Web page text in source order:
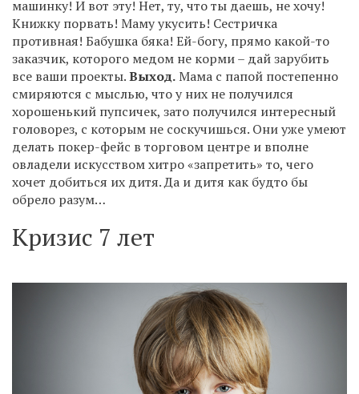
машинку! И вот эту! Нет, ту, что ты даешь, не хочу!
Книжку порвать! Маму укусить! Сестричка
противная! Бабушка бяка! Ей-богу, прямо какой-то
заказчик, которого медом не корми – дай зарубить
все ваши проекты.Выход. Мама с папой постепенно
смиряются с мыслью, что у них не получился
хорошенький пупсичек, зато получился интересный
головорез, с которым не соскучишься. Они уже умеют
делать покер-фейс в торговом центре и вполне
овладели искусством хитро «запретить» то, чего
хочет добиться их дитя. Да и дитя как будто бы
обрело разум…
Кризис 7 лет